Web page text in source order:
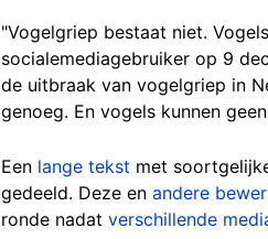
"Vogelgriep bestaat niet.
socialemediagebruiker op 9
de uitbraak van vogelgriep in
genoeg. En vogels kunnen
Een lange tekst met
gedeeld. Deze en andere
ronde nadat verschillende